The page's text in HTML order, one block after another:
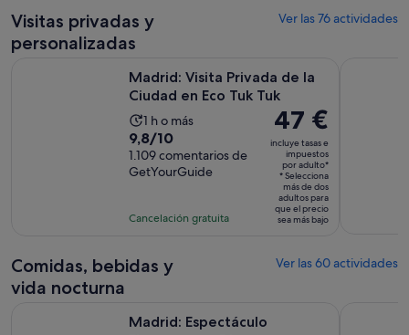
de
comentarios
por
Visitas privadas y
personalizadas
Ver las 76 actividades
Madrid: Visita Privada de la
Ciudad en Eco Tuk Tuk
La
duración
de
la
es
1 h o más
9.8
sobre
10
1109
9,8/10
1.109 comentarios de
GetYourGuide
Cancelación gratuita
El
precio
es
de
47 €
por
adulto*
47 €
incluye tasas e
impuestos
por adulto*
* Selecciona
más de dos
adultos para
que el precio
sea más bajo
Comidas, bebidas y
vida nocturna
Ver las 60 actividades
Madrid: Espectáculo